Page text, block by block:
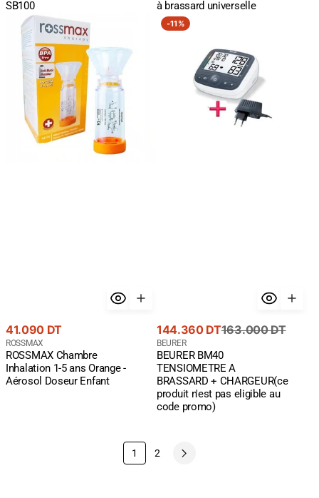
SB100
à brassard universelle
ROSSMAX
Chambre
Inhalation
Orange
Aérosol
Doseur
Prix
courant
41.090 DT
Fournisseur
:
ROSSMAX
ROSSMAX Chambre
Inhalation 1-5 ans Orange -
Aérosol Doseur Enfant
BEURER
BM40
BRASSARD
CHARGEUR(ce
-11%
Prix
de
vente
144.360 DT
Prix
courant
163.000 DT
Fournisseur
:
BEURER
BEURER BM40
TENSIOMETRE A
BRASSARD + CHARGEUR(ce
produit n'est pas eligible au
code promo)
1 2